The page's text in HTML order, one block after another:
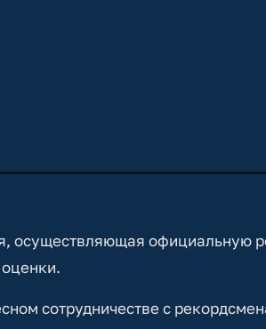
осуществляющая официальную
сотрудничестве с